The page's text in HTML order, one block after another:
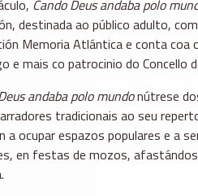
Cando Deus andaba polo
destinada ao público adulto,
Memoria Atlántica e conta coa
e mais co patrocinio do Concello
andaba polo mundonútrese
tradicionais ao seu
a ocupar espazos populares e a
en festas de mozos,